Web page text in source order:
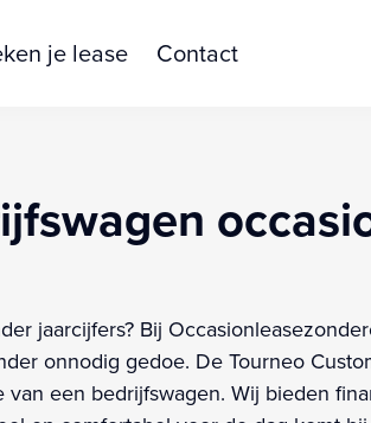
je lease Contact
jaarcijfers? Bij
onnodig gedoe. De Tourneo
een bedrijfswagen. Wij bieden